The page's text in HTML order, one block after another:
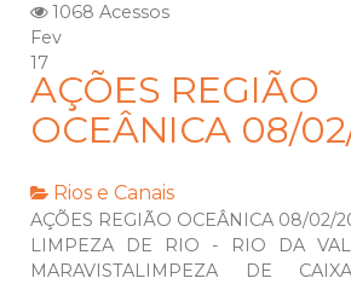
1068 Acessos
Fev
17
AÇÕES REGIÃO
OCEÂNICA 08/
Rios e Canais
AÇÕES REGIÃO OCEÂNICA 08/02/
LIMPEZA DE RIO - RIO DA
MARAVISTALIMPEZA DE